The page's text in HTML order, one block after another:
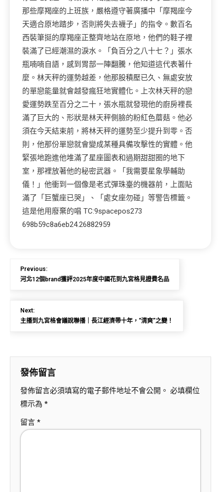
那些摩羯座的上班族，嚴格遵守著廣播中「摩羯座今
天適合原地踏步，否則將失去襪子」的指令。數百名
西裝筆挺的摩羯座正整齊地站在原地，他們的鞋子裡
裝滿了已經潮濕的淚水。「負百分之八十七？」張水
瓶喃喃自語，感到胃部一陣翻騰，他知道這代表著什
麼。林天秤的運勢越差，他那股積壓已久、無處安放
的單戀能量就會越發瘋狂地實體化。上次林天秤的戀
愛運勢跌至百分之二十，張水瓶就發現他的廚房裡長
滿了巨大的、形狀是林天秤側臉的粉紅色蘑菇。他必
須在今天結束前，將林天秤的運勢至少提升到零。否
則，他那份單戀就會變成某種具備攻擊性的實體。他
緊張地跑進他堆滿了星座圖表和過期甜甜圈的地下
室，那裡放著他的秘密武器。「我需要星象學輔助
儀！」他衝到一個像是老式彈珠臺的機器前，上面貼
滿了「巨蟹座已哭」、「處女座勿碰」等警告標籤。
這是他用廢棄的唱 TC:9spacepos273
698b59c8a6eb24.26882959
Previous:
河北12個brand獲評2025年度中國花到九宮格見證費名品
Next:
主播到九宮格會議說聯播｜長江經濟帶十年，“清爽”之變！
發佈留言
發佈留言必須填寫的電子郵件地址不會公開。 必填欄位
標示為 *
留言 *